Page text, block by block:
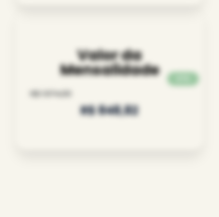
Valor da
Mensalidade
R$ 1.974,00
R$ 848,82